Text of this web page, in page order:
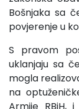
Bošnjaka sa
povjerenje u
S pravom
uklanjaju sa
mogla
na
Armije RBiH,